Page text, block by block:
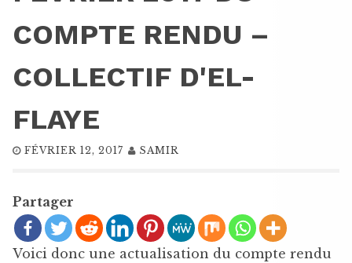
COMPTE RENDU –
COLLECTIF D'EL-
FLAYE
FÉVRIER 12, 2017 SAMIR
Partager
Voici donc une actualisation du compte rendu